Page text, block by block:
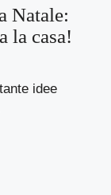
Natale:
la casa!
idee